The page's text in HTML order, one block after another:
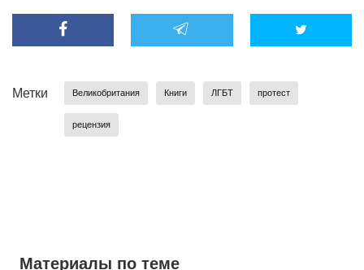
Метки Великобритания Книги ЛГБТ протест
рецензия
Материалы по теме